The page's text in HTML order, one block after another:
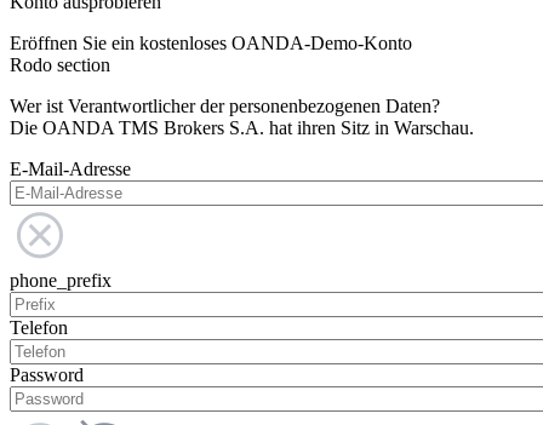
Eröffnen Sie ein kostenloses OANDA-Demo-Konto
Rodo section
Wer ist Verantwortlicher der personenbezogenen Daten?
Die OANDA TMS Brokers S.A. hat ihren Sitz in Warschau.
E-Mail-Adresse
phone_prefix
Telefon
Password